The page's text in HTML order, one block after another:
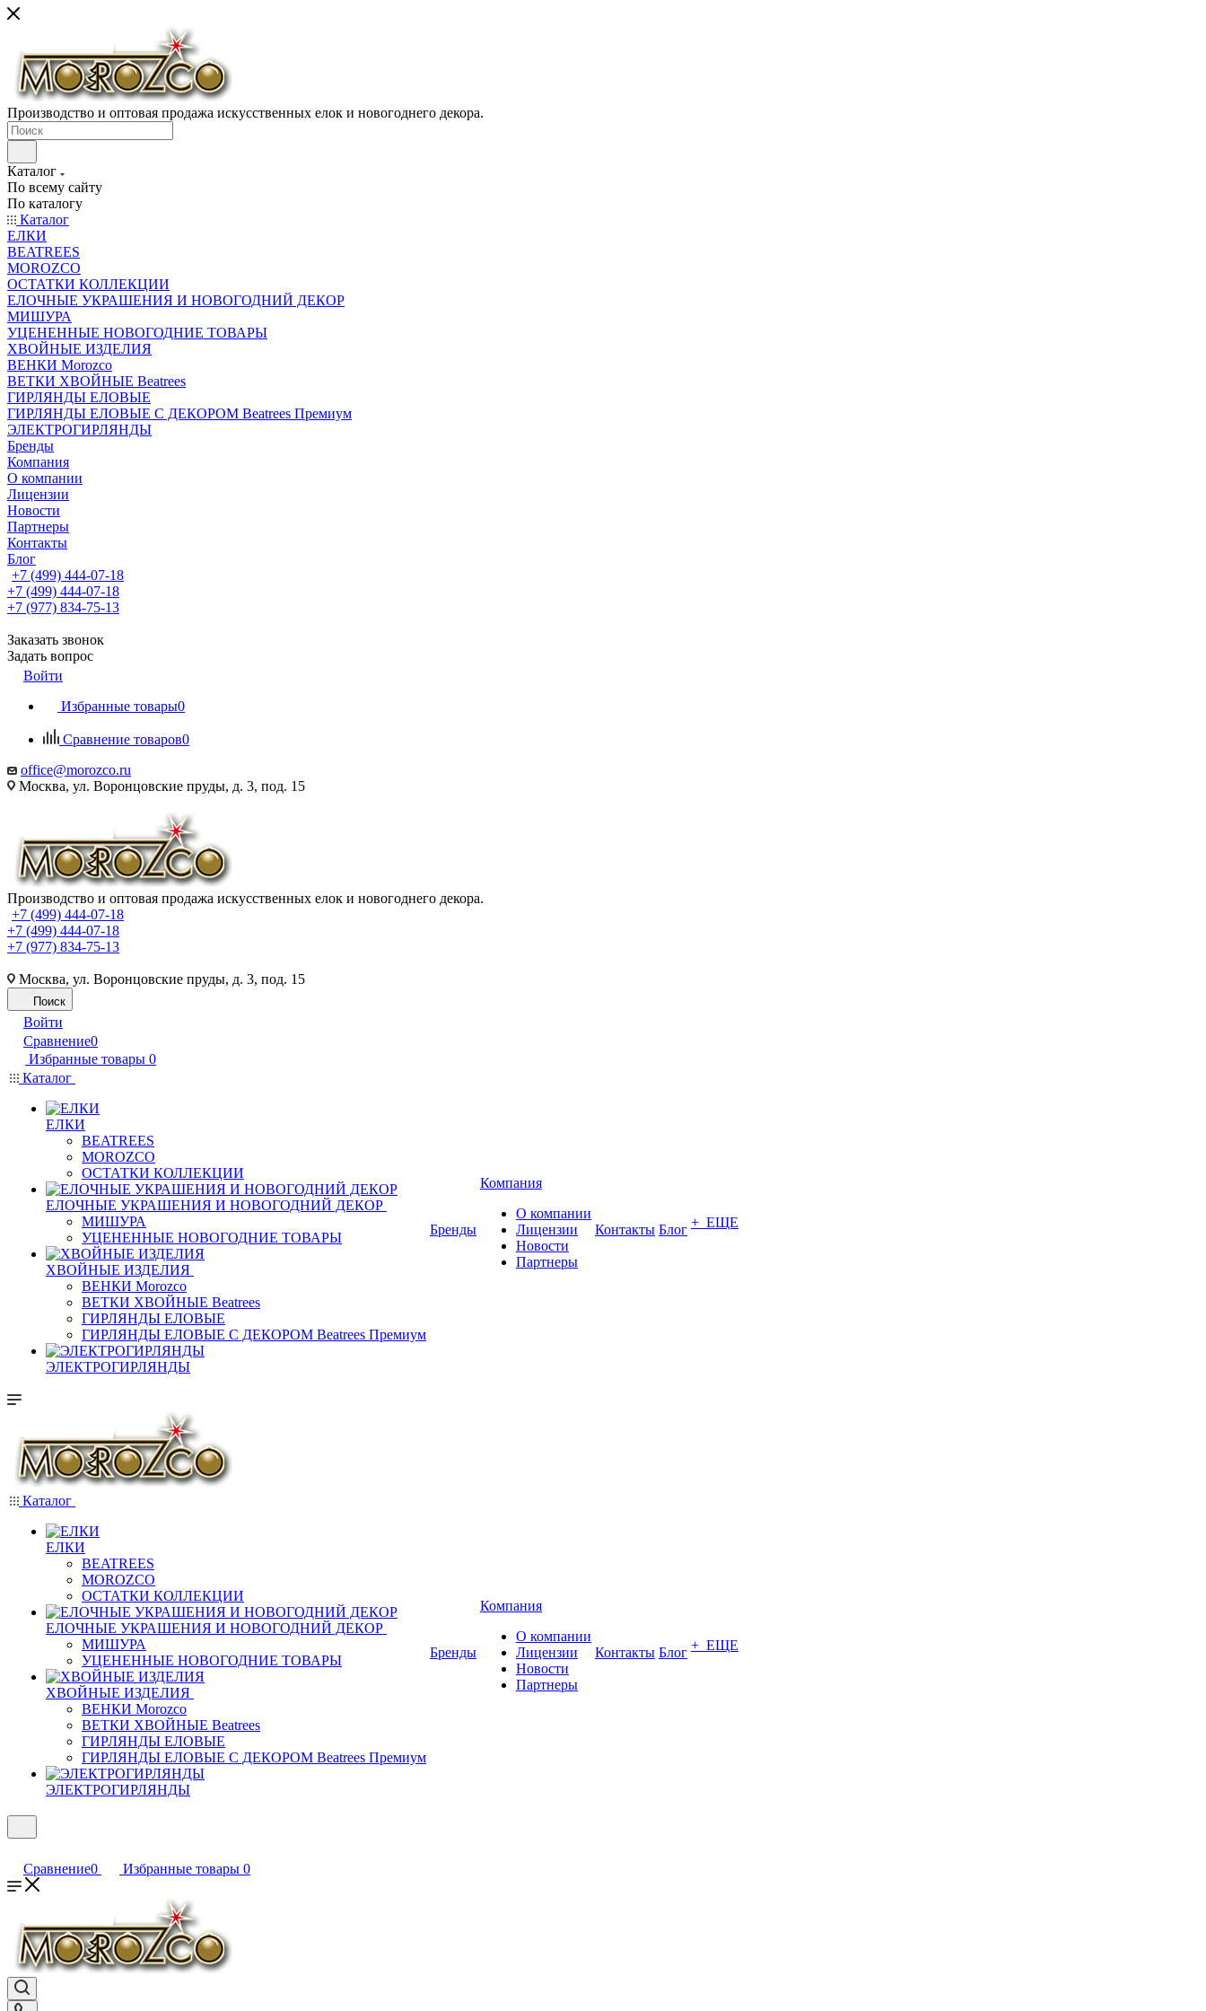
Производство и оптовая продажа искусственных елок и новогоднего декора.
Каталог
По всему сайту
По каталогу
Каталог
ЕЛКИ
BEATREES
MOROZCO
ОСТАТКИ КОЛЛЕКЦИИ
ЕЛОЧНЫЕ УКРАШЕНИЯ И НОВОГОДНИЙ ДЕКОР
МИШУРА
УЦЕНЕННЫЕ НОВОГОДНИЕ ТОВАРЫ
ХВОЙНЫЕ ИЗДЕЛИЯ
ВЕНКИ Morozco
ВЕТКИ ХВОЙНЫЕ Beatrees
ГИРЛЯНДЫ ЕЛОВЫЕ
ГИРЛЯНДЫ ЕЛОВЫЕ С ДЕКОРОМ Beatrees Премиум
ЭЛЕКТРОГИРЛЯНДЫ
Бренды
Компания
О компании
Лицензии
Новости
Партнеры
Контакты
Блог
+7 (499) 444-07-18
+7 (499) 444-07-18
+7 (977) 834-75-13
Заказать звонок
Задать вопрос
Войти
Избранные товары0
Сравнение товаров0
office@morozco.ru
Москва, ул. Воронцовские пруды, д. 3, под. 15
Производство и оптовая продажа искусственных елок и новогоднего декора.
+7 (499) 444-07-18
+7 (499) 444-07-18
+7 (977) 834-75-13
Москва, ул. Воронцовские пруды, д. 3, под. 15
Поиск
Войти
Сравнение0
Избранные товары 0
Каталог
ЕЛКИ
BEATREES
MOROZCO
ОСТАТКИ КОЛЛЕКЦИИ
ЕЛОЧНЫЕ УКРАШЕНИЯ И НОВОГОДНИЙ ДЕКОР
МИШУРА
УЦЕНЕННЫЕ НОВОГОДНИЕ ТОВАРЫ
ХВОЙНЫЕ ИЗДЕЛИЯ
ВЕНКИ Morozco
ВЕТКИ ХВОЙНЫЕ Beatrees
ГИРЛЯНДЫ ЕЛОВЫЕ
ГИРЛЯНДЫ ЕЛОВЫЕ С ДЕКОРОМ Beatrees Премиум
ЭЛЕКТРОГИРЛЯНДЫ
Бренды
Компания
О компании
Лицензии
Новости
Партнеры
Контакты Блог + ЕЩЕ
Каталог
ЕЛКИ
BEATREES
MOROZCO
ОСТАТКИ КОЛЛЕКЦИИ
ЕЛОЧНЫЕ УКРАШЕНИЯ И НОВОГОДНИЙ ДЕКОР
МИШУРА
УЦЕНЕННЫЕ НОВОГОДНИЕ ТОВАРЫ
ХВОЙНЫЕ ИЗДЕЛИЯ
ВЕНКИ Morozco
ВЕТКИ ХВОЙНЫЕ Beatrees
ГИРЛЯНДЫ ЕЛОВЫЕ
ГИРЛЯНДЫ ЕЛОВЫЕ С ДЕКОРОМ Beatrees Премиум
ЭЛЕКТРОГИРЛЯНДЫ
Бренды
Компания
О компании
Лицензии
Новости
Партнеры
Контакты Блог + ЕЩЕ
Сравнение0 Избранные товары 0